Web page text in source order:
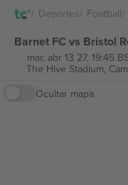
Deportes Football
mar, abr 13 27, 19:45
The Hive Stadium,
Ocultar mapa